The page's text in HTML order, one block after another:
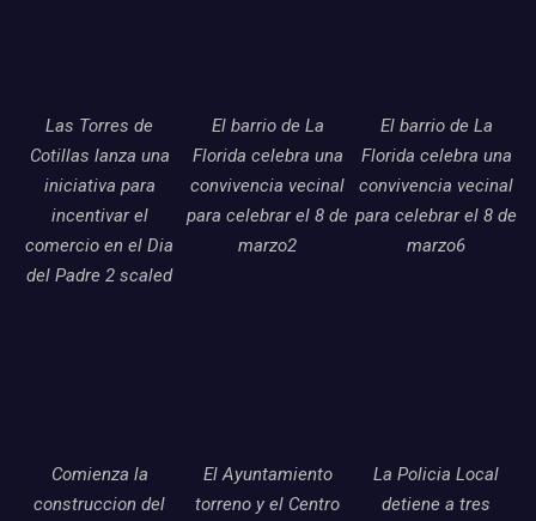
Las Torres de
Cotillas lanza una
iniciativa para
incentivar el
comercio en el Dia
del Padre 2 scaled
El barrio de La
Florida celebra una
convivencia vecinal
para celebrar el 8 de
marzo2
El barrio de La
Florida celebra una
convivencia vecinal
para celebrar el 8 de
marzo6
Comienza la
construccion del
El Ayuntamiento
torreno y el Centro
La Policia Local
detiene a tres